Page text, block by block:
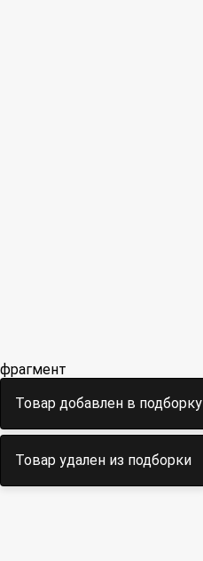
фрагмент
Товар добавлен в подборку
Товар удален из подборки